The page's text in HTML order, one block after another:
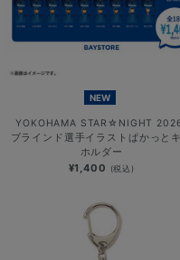
NEW
YOKOHAMA STAR☆NIGHT
ブラインド選手イラストぱかっと
ホルダー
¥1,400 (税込)